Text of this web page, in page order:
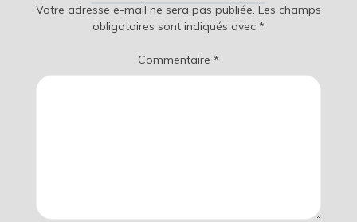
Votre adresse e-mail ne sera pas publiée. Les champs
obligatoires sont indiqués avec *
Commentaire *